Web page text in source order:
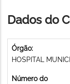
Dados do
Órgão:
HOSPITAL
Número do